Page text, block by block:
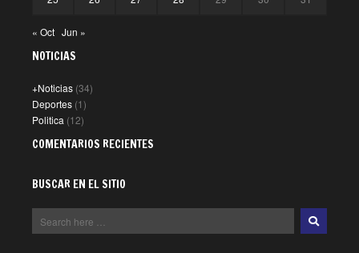
« Oct Jun »
NOTICIAS
+Noticias (34)
Deportes (1)
Politica (12)
COMENTARIOS RECIENTES
BUSCAR EN EL SITIO